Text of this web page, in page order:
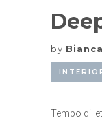
by
Tempo di